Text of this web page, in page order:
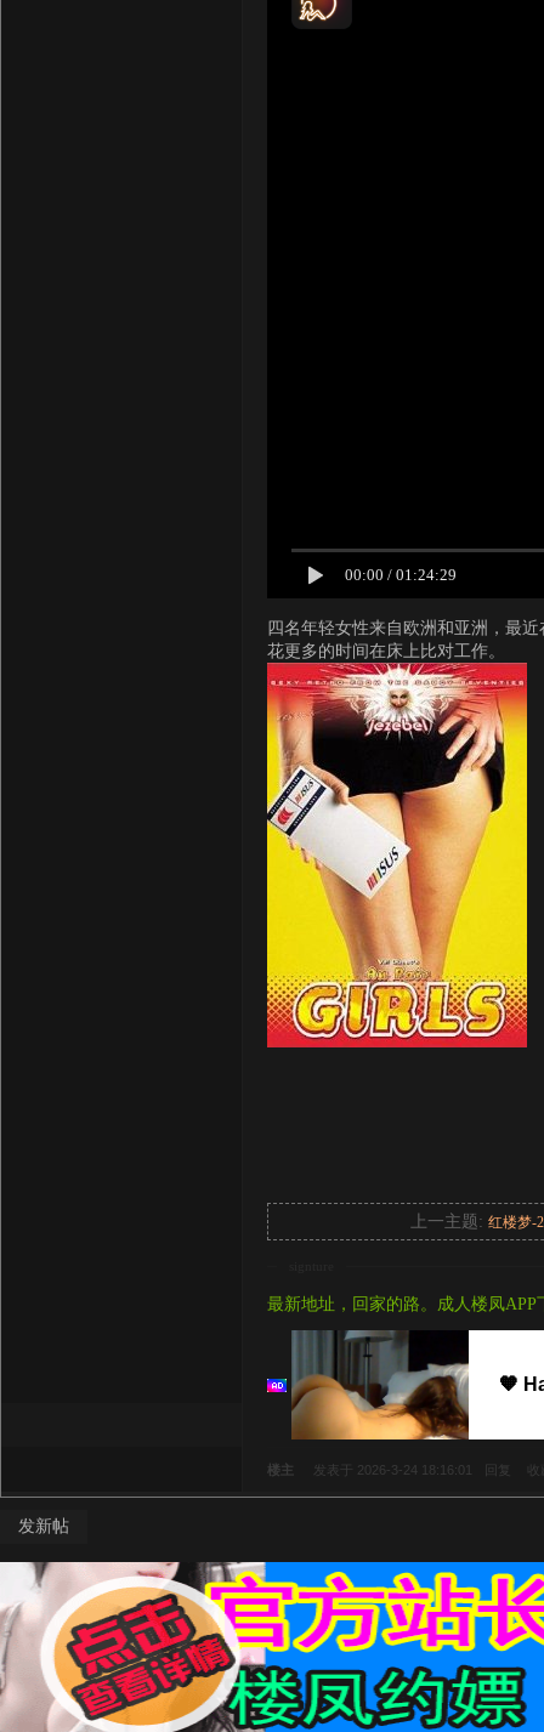
00:00 / 01:24:29
四名年轻女性来自欧洲和亚洲，最
花更多的时间在床上比对工作。
上一主题:红楼梦-
最新地址，回家的路。成人楼凤APP
🧡
楼主 发表于 2026-3-24 18:16:01 回复
发新帖